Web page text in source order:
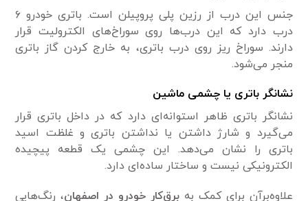
جنس این درب از رزین پلی پروپیلن است. باتری خودرو ۶
درب دارد که این درب‌ها روی سوراخ‌های الکترولیت قرار
دارند. سوراخ ریز روی درب باتری، به خارج کردن گاز باتری
منجر می‌شود.
نشانگر باتری یا چشمی ماشین
نشانگر باتری ظاهر استوانه‌ای دارد که در داخل باتری قرار
می‌گیرد و شارژ داشتن یا نداشتن باتری و غلظت اسید
باتری را نشان می‌دهد. این چشمی یک قطعه پیچیده
الکترونیکی نیست و ساختار ساده‌ای دارد.
علاوه‌برآن برای کمک به برق‌کار خودرو در اصفهان، رنگ‌هایی